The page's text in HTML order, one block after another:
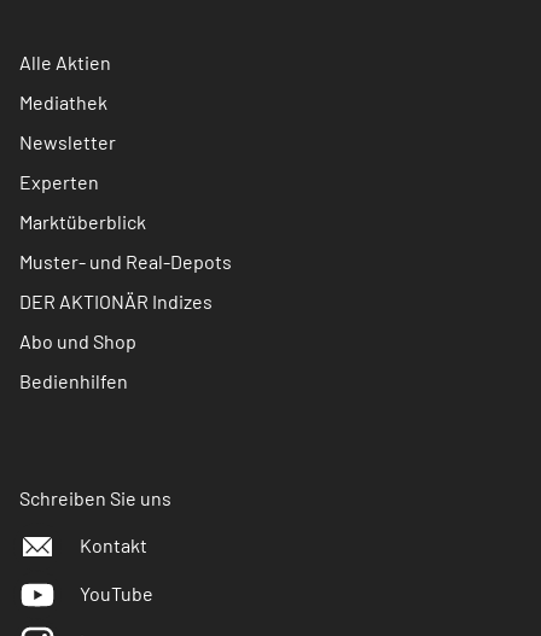
Alle Aktien
Mediathek
Newsletter
Experten
Marktüberblick
Muster- und Real-Depots
DER AKTIONÄR Indizes
Abo und Shop
Bedienhilfen
Schreiben Sie uns
Kontakt
YouTube